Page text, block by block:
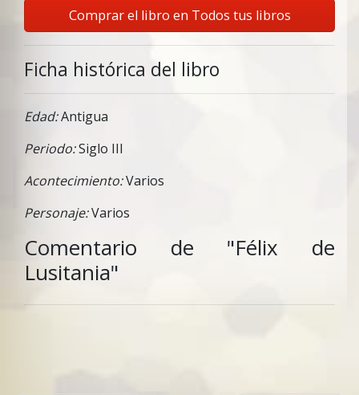
Comprar el libro en Todos tus libros
Ficha histórica del libro
Edad:Antigua
Periodo:Siglo III
Acontecimiento:Varios
Personaje:Varios
Comentario de "Félix de
Lusitania"